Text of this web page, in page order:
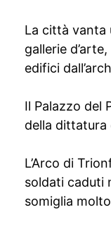
La città vanta
gallerie
edifici
Il Palazzo del
della dittatura
L’Arco di
soldati caduti
somiglia